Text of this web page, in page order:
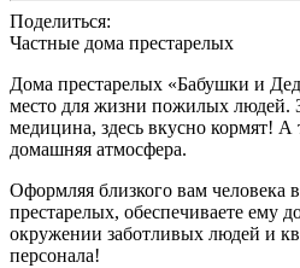
Поделиться:
Частные дома престарелых
Дома престарелых «Бабушки и
место для жизни пожилых людей.
медицина, здесь вкусно кормят! А
домашняя атмосфера.
Оформляя близкого вам человека
престарелых, обеспечиваете ему
окружении заботливых людей и
персонала!